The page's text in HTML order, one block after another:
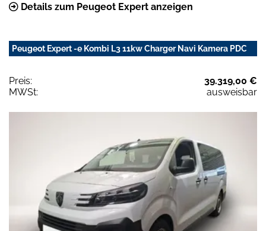
Details zum Peugeot Expert anzeigen
Peugeot Expert -e Kombi L3 11kw Charger Navi Kamera PDC
Preis:
39.319,00 €
MWSt:
ausweisbar